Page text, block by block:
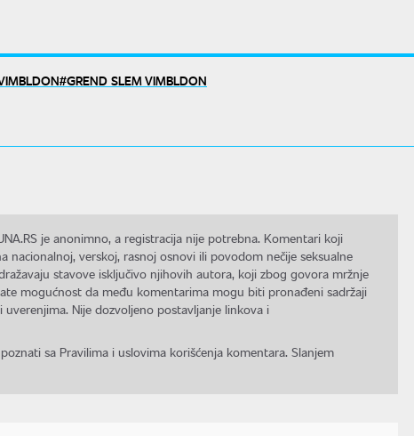
GREND SLEM VIMBLDON
je anonimno, a registracija nije potrebna. Komentari koji
nacionalnoj, verskoj, rasnoj osnovi ili povodom nečije seksualne
stavove isključivo njihovih autora, koji zbog govora mržnje
mogućnost da među komentarima mogu biti pronađeni sadržaji
Nije dozvoljeno postavljanje linkova i
sa Pravilima i uslovima korišćenja komentara. Slanjem